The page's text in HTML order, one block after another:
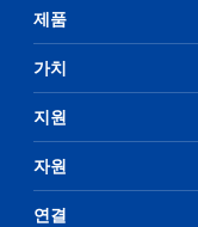
제품
가치
지원
자원
연결